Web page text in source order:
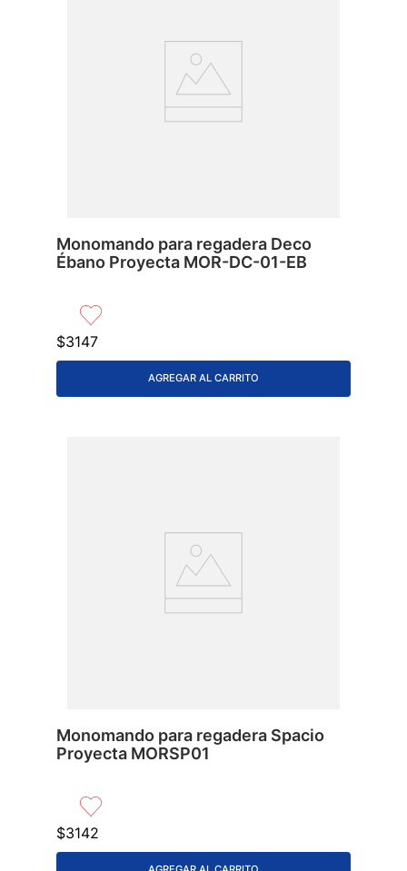
Monomando para regadera Deco
Ébano Proyecta MOR-DC-01-EB
$3147
AGREGAR AL CARRITO
Monomando para regadera Spacio
Proyecta MORSP01
$3142